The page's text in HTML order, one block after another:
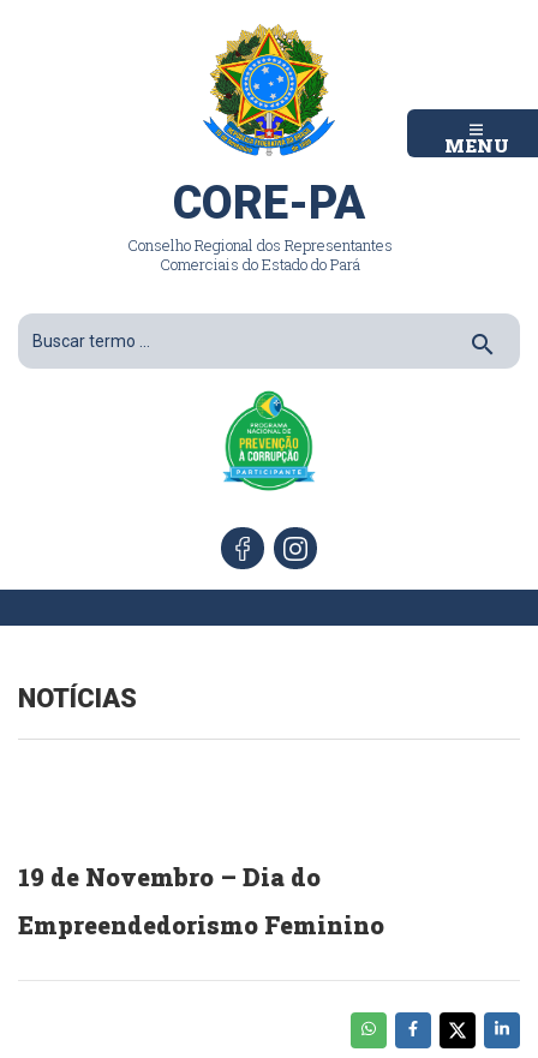
MENU
CORE-PA
Conselho Regional dos Representantes
Comerciais do Estado do Pará
search
NOTÍCIAS
19 de Novembro – Dia do
Empreendedorismo Feminino